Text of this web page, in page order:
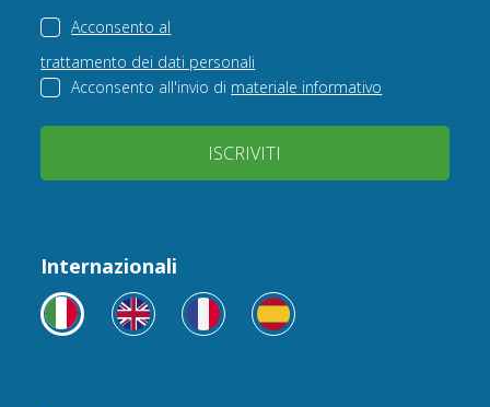
Acconsento al
trattamento dei dati personali
Acconsento all'invio di materiale informativo
ISCRIVITI
Internazionali